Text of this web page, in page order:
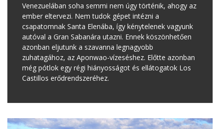
Venezuelában soha semmi nem úgy történik, ahogy az
ember eltervezi. Nem tudok gépet intézni a
csapatomnak Santa Elenába, így kénytelenek vagyunk
autóval a Gran Sabanára utazni. Ennek köszönhetően
azonban eljutunk a szavanna legnagyobb
zuhatagához, az Aponwao-vízeséshez. Előtte azonban
még pótlok egy régi hiányosságot és ellátogatok Los
Castillos erődrendszeréhez.